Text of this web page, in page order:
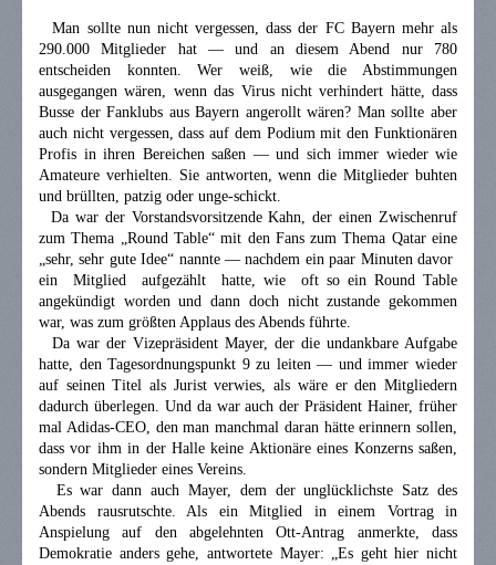
Man sollte nun nicht vergessen, dass der FC Bayern mehr als
290.000 Mitglieder hat — und an diesem Abend nur 780
entscheiden konnten. Wer weiß, wie die Abstimmungen
ausgegangen wären, wenn das Virus nicht verhindert hätte, dass
Busse der Fanklubs aus Bayern angerollt wären? Man sollte aber
auch nicht vergessen, dass auf dem Podium mit den Funktionären
Profis in ihren Bereichen saßen — und sich immer wieder wie
Amateure verhielten. Sie antworten, wenn die Mitglieder buhten
und brüllten, patzig oder unge-schickt.
Da war der Vorstandsvorsitzende Kahn, der einen Zwischenruf
zum Thema „Round Table“ mit den Fans zum Thema Qatar eine
„sehr, sehr gute Idee“ nannte — nachdem ein paar Minuten davor
ein Mitglied aufgezählt hatte, wie oft so ein Round Table
angekündigt worden und dann doch nicht zustande gekommen
war, was zum größten Applaus des Abends führte.
Da war der Vizepräsident Mayer, der die undankbare Aufgabe
hatte, den Tagesordnungspunkt 9 zu leiten — und immer wieder
auf seinen Titel als Jurist verwies, als wäre er den Mitgliedern
dadurch überlegen. Und da war auch der Präsident Hainer, früher
mal Adidas-CEO, den man manchmal daran hätte erinnern sollen,
dass vor ihm in der Halle keine Aktionäre eines Konzerns saßen,
sondern Mitglieder eines Vereins.
Es war dann auch Mayer, dem der unglücklichste Satz des
Abends rausrutschte. Als ein Mitglied in einem Vortrag in
Anspielung auf den abgelehnten Ott-Antrag anmerkte, dass
Demokratie anders gehe, antwortete Mayer: „Es geht hier nicht